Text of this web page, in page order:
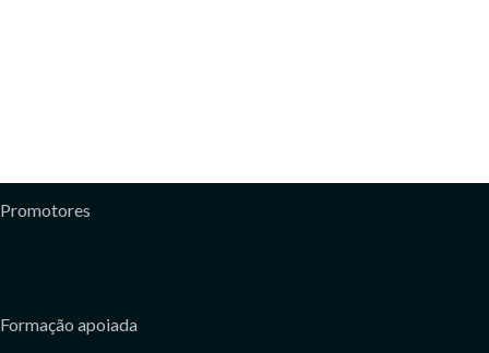
Promotores
Formação apoiada